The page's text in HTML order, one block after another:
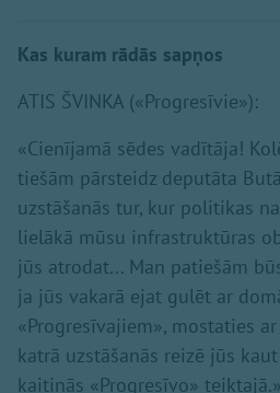
Kas kuram rādās sapņos
ATIS ŠVINKA («Progresīvie»):
«Cienījamā sēdes vadītāja!
tiešām pārsteidz deputāta
uzstāšanās tur, kur politikas
lielākā mūsu infrastruktūras
jūs atrodat... Man patiešām
ja jūs vakarā ejat gulēt ar
«Progresīvajiem», mostaties
katrā uzstāšanās reizē jūs
kaitinās «Progresīvo» teiktajā.»